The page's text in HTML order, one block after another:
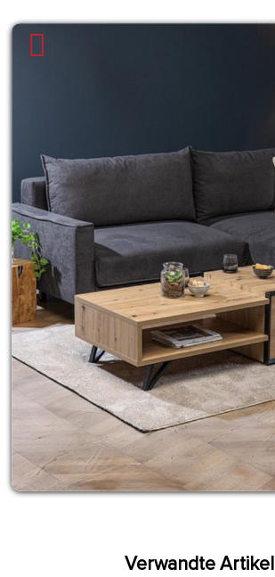
Verwandte Artikel